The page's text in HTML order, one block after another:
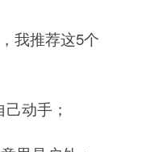
我推荐这5个
动手；